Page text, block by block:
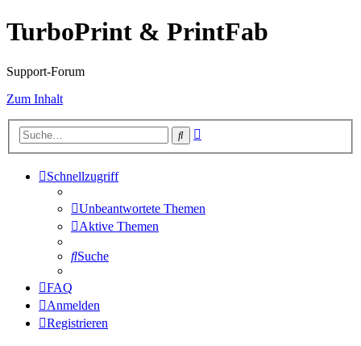
TurboPrint & PrintFab
Support-Forum
Zum Inhalt
Suche
Schnellzugriff
Unbeantwortete Themen
Aktive Themen
Suche
FAQ
Anmelden
Registrieren